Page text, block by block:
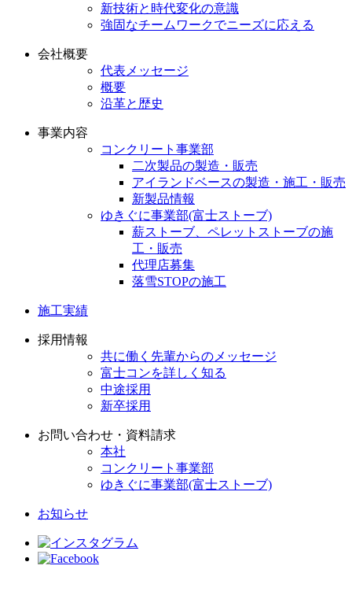
新技術と時代変化の意識
強固なチームワークでニーズに応える
会社概要
代表メッセージ
概要
沿革と歴史
事業内容
コンクリート事業部
二次製品の製造・販売
アイランドベースの製造・施工・販売
新製品情報
ゆきぐに事業部(富士ストーブ)
薪ストーブ、ペレットストーブの施
工・販売
代理店募集
落雪STOPの施工
施工実績
採用情報
共に働く先輩からのメッセージ
富士コンを詳しく知る
中途採用
新卒採用
お問い合わせ・資料請求
本社
コンクリート事業部
ゆきぐに事業部(富士ストーブ)
お知らせ